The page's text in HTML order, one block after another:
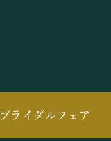
ブライダルフェア